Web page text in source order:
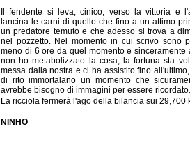
Il fendente si leva, cinico, verso la vittoria e
lancina le carni di quello che fino a un attimo
un predatore temuto e che adesso si trova a
nel pozzetto. Nel momento in cui scrivo sono
meno di 6 ore da quel momento e sinceramente
non ho metabolizzato la cosa, la fortuna sta
messa dalla nostra e ci ha assistito fino
di rito immortalano un momento che
avrebbe bisogno di immagini per essere ricordato.
La ricciola fermerà l'ago della bilancia sui 29,700
NINHO